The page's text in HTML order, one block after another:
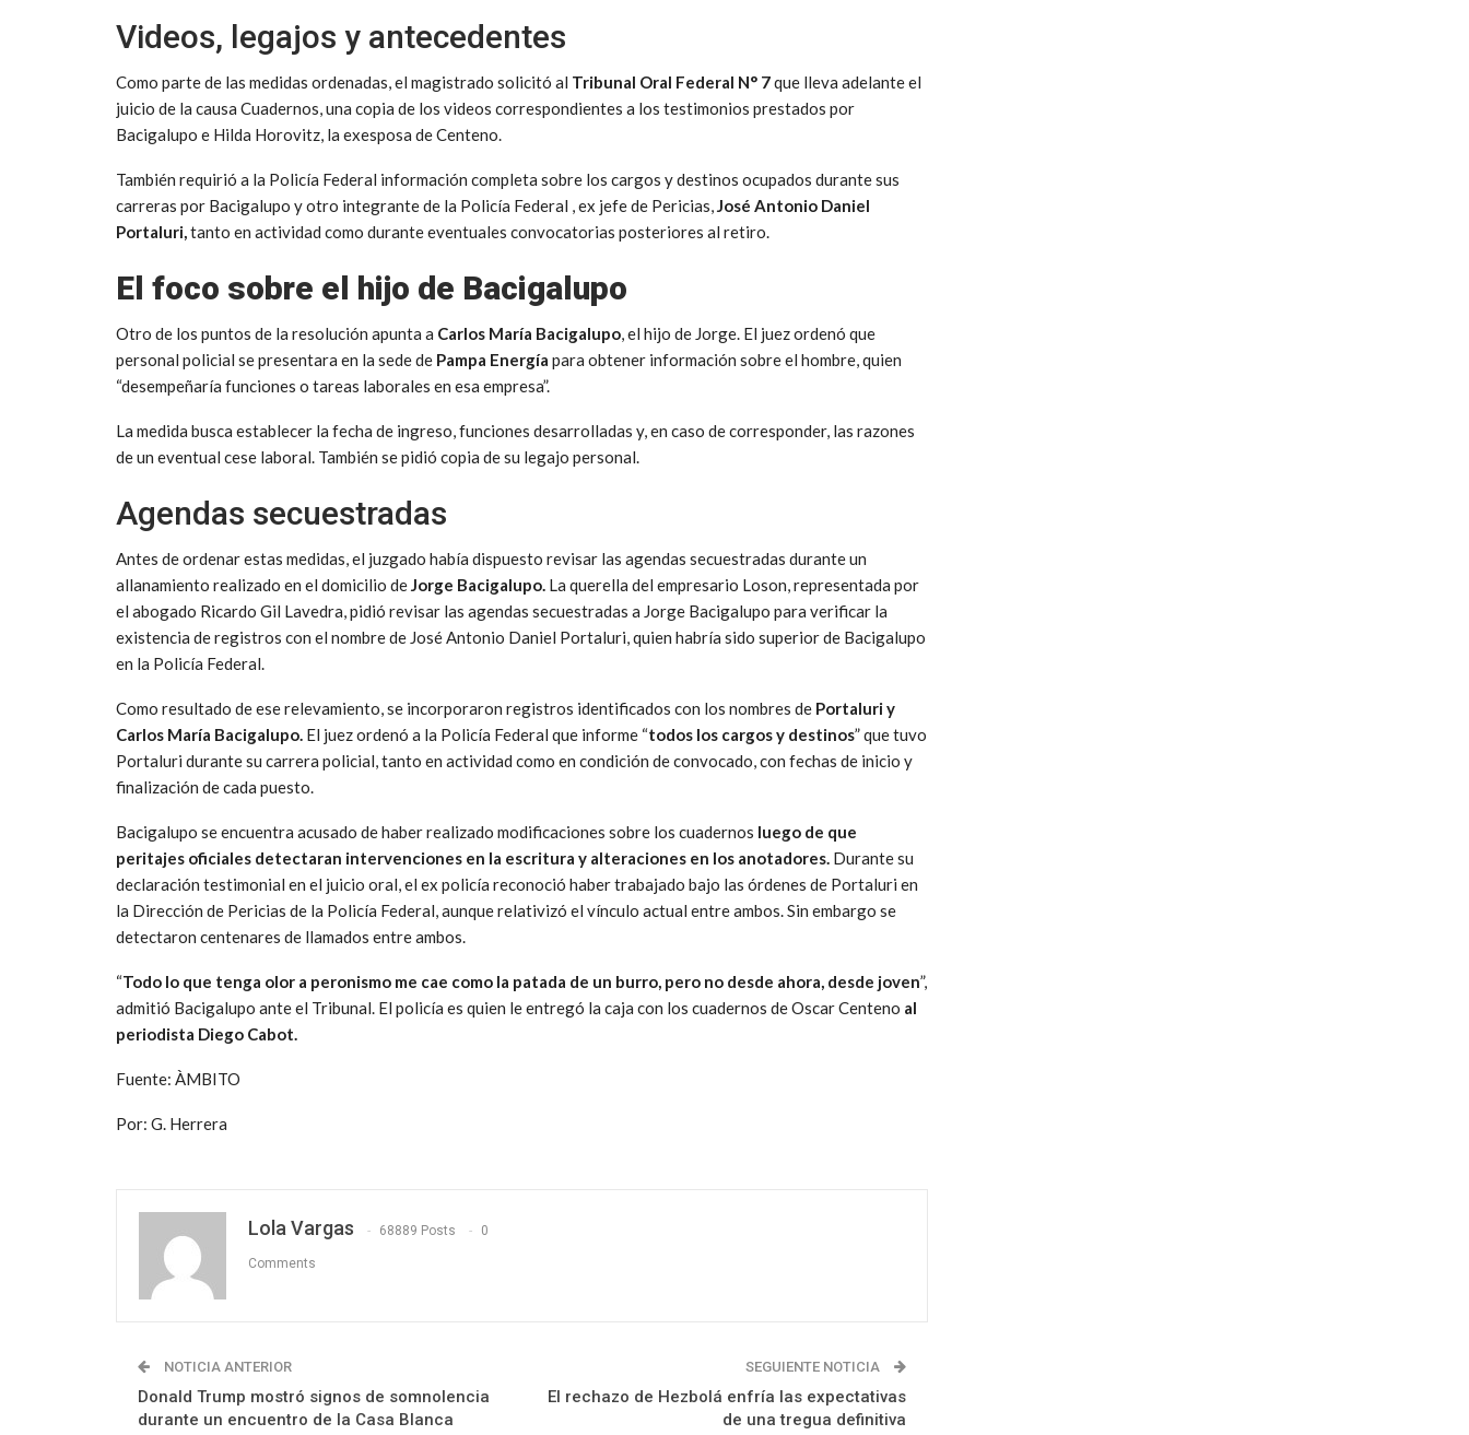
Videos, legajos y antecedentes
Como parte de las medidas ordenadas, el magistrado solicitó al Tribunal Oral Federal N° 7que lleva adelante el
juicio de la causa Cuadernos, una copia de los videos correspondientes a los testimonios prestados por
Bacigalupo e Hilda Horovitz, la exesposa de Centeno.
También requirió a la Policía Federal información completa sobre los cargos y destinos ocupados durante sus
carreras por Bacigalupo y otro integrante de la Policía Federal , ex jefe de Pericias,José Antonio Daniel
Portaluri,tanto en actividad como durante eventuales convocatorias posteriores al retiro.
El foco sobre el hijo de Bacigalupo
Otro de los puntos de la resolución apunta a Carlos María Bacigalupo, el hijo de Jorge. El juez ordenó que
personal policial se presentara en la sede de Pampa Energía para obtener información sobre el hombre, quien
“desempeñaría funciones o tareas laborales en esa empresa”.
La medida busca establecer la fecha de ingreso, funciones desarrolladas y, en caso de corresponder, las razones
de un eventual cese laboral. También se pidió copia de su legajo personal.
Agendas secuestradas
Antes de ordenar estas medidas, el juzgado había dispuesto revisar las agendas secuestradas durante un
allanamiento realizado en el domicilio deJorge Bacigalupo. La querella del empresario Loson, representada por
el abogado Ricardo Gil Lavedra, pidió revisar las agendas secuestradas a Jorge Bacigalupo para verificar la
existencia de registros con el nombre de José Antonio Daniel Portaluri, quien habría sido superior de Bacigalupo
en la Policía Federal.
Como resultado de ese relevamiento, se incorporaron registros identificados con los nombres de Portaluri y
Carlos María Bacigalupo. El juez ordenó a la Policía Federal que informe “todos los cargos y destinos” que tuvo
Portaluri durante su carrera policial, tanto en actividad como en condición de convocado, con fechas de inicio y
finalización de cada puesto.
Bacigalupo se encuentra acusado de haber realizado modificaciones sobre los cuadernos luego de que
peritajes oficiales detectaran intervenciones en la escritura y alteraciones en los anotadores. Durante su
declaración testimonial en el juicio oral, el ex policía reconoció haber trabajado bajo las órdenes de Portaluri en
la Dirección de Pericias de la Policía Federal, aunque relativizó el vínculo actual entre ambos. Sin embargo se
detectaron centenares de llamados entre ambos.
“Todo lo que tenga olor a peronismo me cae como la patada de un burro, pero no desde ahora, desde joven”,
admitió Bacigalupo ante el Tribunal. El policía es quien le entregó la caja con los cuadernos de Oscar Centeno al
periodista Diego Cabot.
Fuente: ÀMBITO
Por: G. Herrera
Lola Vargas 68889 Posts 0
Comments
NOTICIA ANTERIOR
Donald Trump mostró signos de somnolencia
durante un encuentro de la Casa Blanca
SEGUIENTE NOTICIA
El rechazo de Hezbolá enfría las expectativas
de una tregua definitiva